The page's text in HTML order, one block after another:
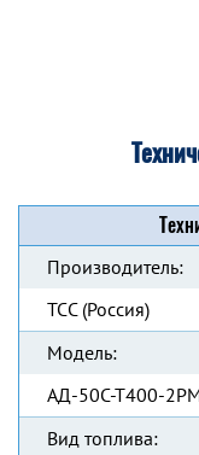
Производитель:
ТСС (Россия)
Модель:
АД-50С-Т400-
Вид топлива: